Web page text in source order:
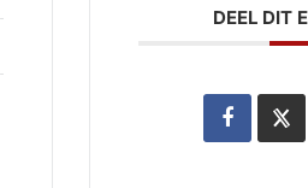
DEEL DIT